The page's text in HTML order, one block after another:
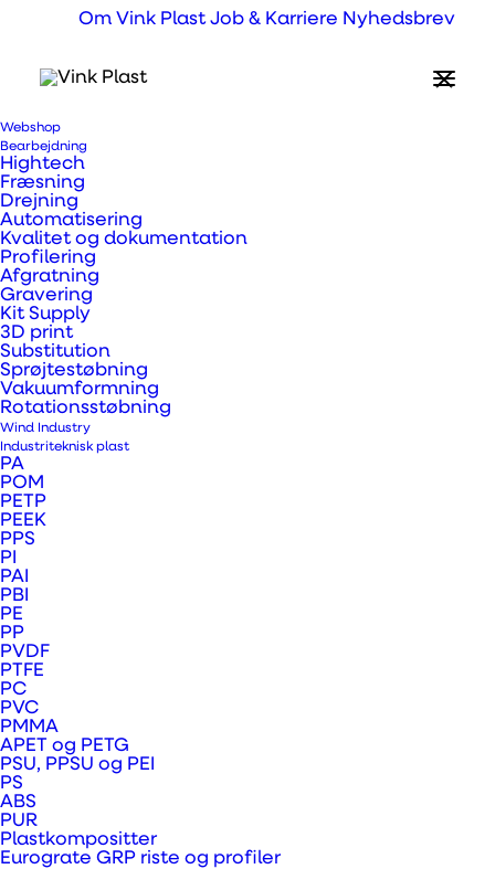
Om Vink Plast Job & Karriere Nyhedsbrev
Webshop
Bearbejdning
Hightech
Fræsning
Drejning
Automatisering
Kvalitet og dokumentation
Profilering
Afgratning
Gravering
Kit Supply
3D print
Substitution
Sprøjtestøbning
Vakuumformning
Rotationsstøbning
Wind Industry
Industriteknisk plast
PA
POM
PETP
PEEK
PPS
PI
PAI
PBI
PE
PP
PVDF
PTFE
PC
PVC
PMMA
APET og PETG
PSU, PPSU og PEI
PS
ABS
PUR
Plastkompositter
Eurograte GRP riste og profiler
Hvad er Ertalon® PA6
LFX?
PA6 LFX er et nylonmateriale med indstøbt
smøremiddel, specielt formuleret til
applikationer med høje belastninger,
usmurte- og langsomt bevægelige dele.
Materialet udmærker sig ved høj mekanisk
styrke, stivhed, hårdhed og sejhed samt
gode glideegenskaber med fremragende
elektrisk isolering.
Høje PV-værdier (tryk/hastighed)
Ikke egnet til hjul/tandhjul med høje
punktbelastninger. Brug PA6 eller PA66 MoS₂